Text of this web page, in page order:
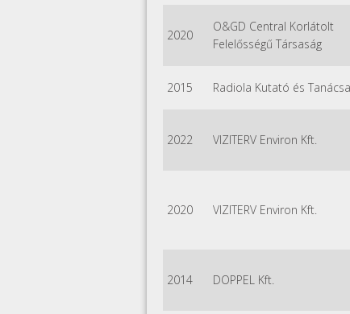
2020
O&GD Central Korlátolt
Felelősségű Társaság
2015 Radiola Kutató és
2022 VIZITERV Environ Kft.
2020 VIZITERV Environ Kft.
2014 DOPPEL Kft.